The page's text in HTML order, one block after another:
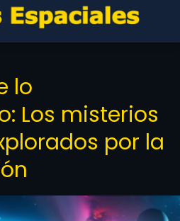
lo
Los misterios
por la